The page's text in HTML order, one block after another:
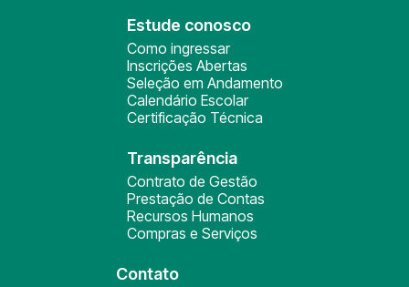
Estude conosco
Como ingressar
Inscrições Abertas
Seleção em Andamento
Calendário Escolar
Certificação Técnica
Transparência
Contrato de Gestão
Prestação de Contas
Recursos Humanos
Compras e Serviços
Contato